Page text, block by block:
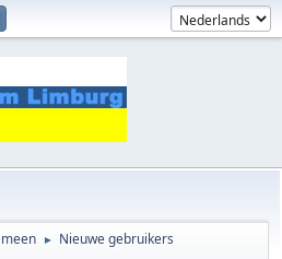
► Nieuwe gebruikers